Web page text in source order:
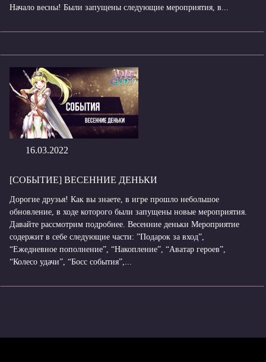
Начало весны! Были запущены следующие мероприятия, в...
16.03.2022
[СОБЫТИЕ] ВЕСЕННИЕ ДЕНЬКИ
Дорогие друзья! Как вы знаете, в игре прошло небольшое
обновление, в ходе которого были запущены новые мероприятия.
Давайте рассмотрим подробнее. Весенние деньки Мероприятие
содержит в себе следующие части: ”Подарок за вход”,
“Ежедневное пополнение”, “Накопление”, “Аватар героев”,
“Колесо удачи”, “Босс события”,...